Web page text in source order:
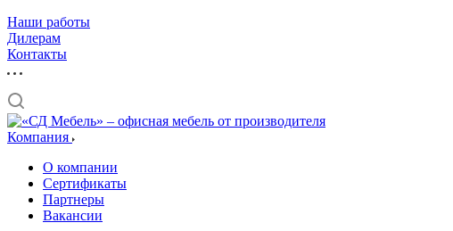
Наши работы
Дилерам
Контакты
Компания
О компании
Сертификаты
Партнеры
Вакансии